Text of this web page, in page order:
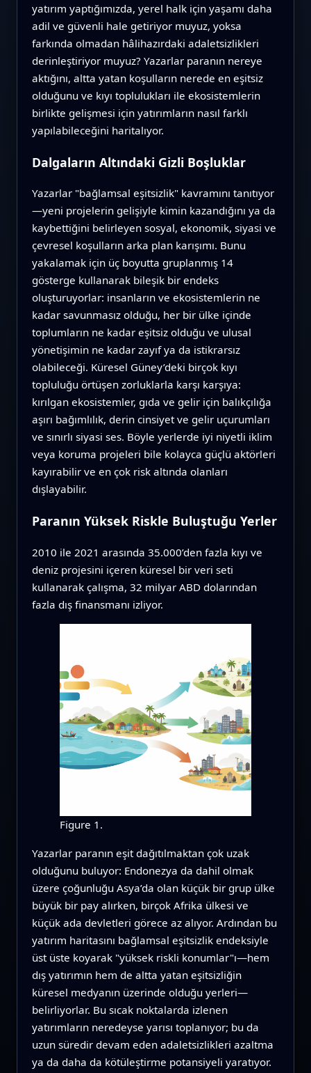
yatırım yaptığımızda, yerel halk için yaşamı daha
adil ve güvenli hale getiriyor muyuz, yoksa
farkında olmadan hâlihazırdaki adaletsizlikleri
derinleştiriyor muyuz? Yazarlar paranın nereye
aktığını, altta yatan koşulların nerede en eşitsiz
olduğunu ve kıyı toplulukları ile ekosistemlerin
birlikte gelişmesi için yatırımların nasıl farklı
yapılabileceğini haritalıyor.
Dalgaların Altındaki Gizli Boşluklar
Yazarlar "bağlamsal eşitsizlik" kavramını tanıtıyor
—yeni projelerin gelişiyle kimin kazandığını ya da
kaybettiğini belirleyen sosyal, ekonomik, siyasi ve
çevresel koşulların arka plan karışımı. Bunu
yakalamak için üç boyutta gruplanmış 14
gösterge kullanarak bileşik bir endeks
oluşturuyorlar: insanların ve ekosistemlerin ne
kadar savunmasız olduğu, her bir ülke içinde
toplumların ne kadar eşitsiz olduğu ve ulusal
yönetişimin ne kadar zayıf ya da istikrarsız
olabileceği. Küresel Güney’deki birçok kıyı
topluluğu örtüşen zorluklarla karşı karşıya:
kırılgan ekosistemler, gıda ve gelir için balıkçılığa
aşırı bağımlılık, derin cinsiyet ve gelir uçurumları
ve sınırlı siyasi ses. Böyle yerlerde iyi niyetli iklim
veya koruma projeleri bile kolayca güçlü aktörleri
kayırabilir ve en çok risk altında olanları
dışlayabilir.
Paranın Yüksek Riskle Buluştuğu Yerler
2010 ile 2021 arasında 35.000’den fazla kıyı ve
deniz projesini içeren küresel bir veri seti
kullanarak çalışma, 32 milyar ABD dolarından
fazla dış finansmanı izliyor.
Figure 1.
Yazarlar paranın eşit dağıtılmaktan çok uzak
olduğunu buluyor: Endonezya da dahil olmak
üzere çoğunluğu Asya’da olan küçük bir grup ülke
büyük bir pay alırken, birçok Afrika ülkesi ve
küçük ada devletleri görece az alıyor. Ardından bu
yatırım haritasını bağlamsal eşitsizlik endeksiyle
üst üste koyarak "yüksek riskli konumlar"ı—hem
dış yatırımın hem de altta yatan eşitsizliğin
küresel medyanın üzerinde olduğu yerleri—
belirliyorlar. Bu sıcak noktalarda izlenen
yatırımların neredeyse yarısı toplanıyor; bu da
uzun süredir devam eden adaletsizlikleri azaltma
ya da daha da kötüleştirme potansiyeli yaratıyor.